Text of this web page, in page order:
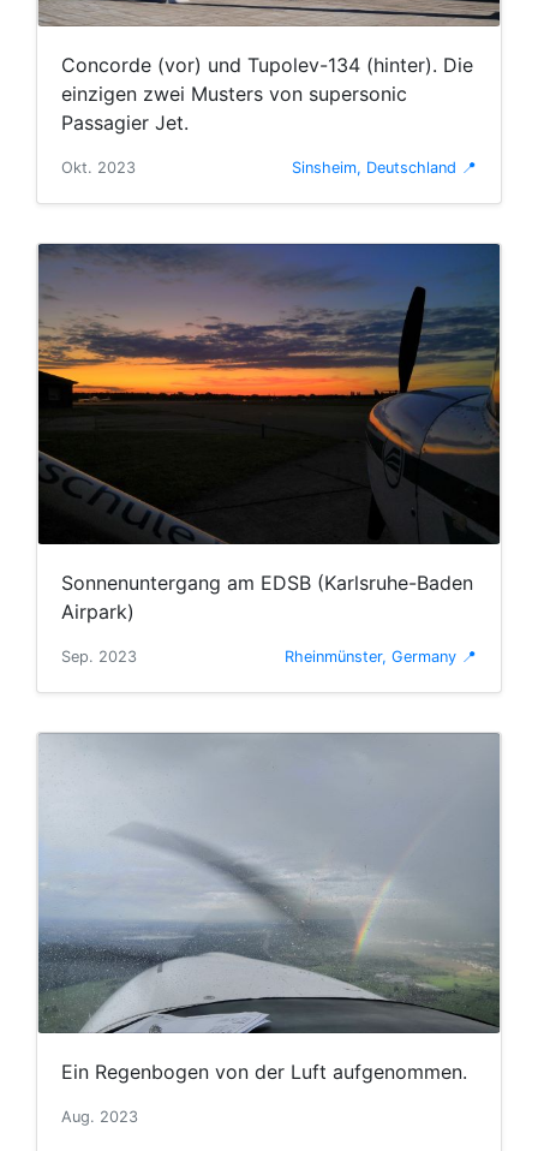
Concorde (vor) und Tupolev-134 (hinter). Die
einzigen zwei Musters von supersonic
Passagier Jet.
Okt. 2023 Sinsheim, Deutschland 📍
Sonnenuntergang am EDSB (Karlsruhe-Baden
Airpark)
Sep. 2023 Rheinmünster, Germany 📍
Ein Regenbogen von der Luft aufgenommen.
Aug. 2023